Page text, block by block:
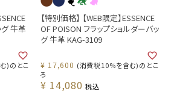
グ 牛革
)のとこ
【特別価格】 【WEB限定】ESSENCE
OF POISON フラップショルダーバッ
グ 牛革 KAG-3109
¥ 17,600 (消費税10%を含む)のとこ
ろ
¥ 14,080 税込